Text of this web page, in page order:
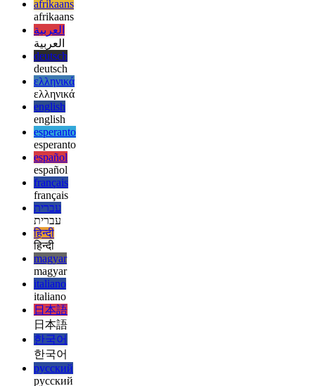
Tom
afrikaans
afrikaans
العربية
العربية
deutsch
deutsch
ελληνικά
ελληνικά
english
english
esperanto
esperanto
español
español
français
français
עברית
עברית
हिन्दी
हिन्दी
magyar
magyar
italiano
italiano
日本語
日本語
한국어